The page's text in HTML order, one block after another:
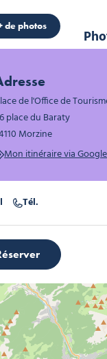
de photos
de l'Office de
place du Baraty
Morzine
Mon itinéraire via
Tél.